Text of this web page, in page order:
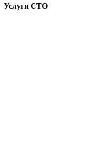
Услуги СТО